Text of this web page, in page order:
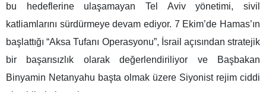
bu hedeflerine ulaşamayan Tel Aviv yönetimi, sivil
katliamlarını sürdürmeye devam ediyor. 7 Ekim’de Hamas’ın
başlattığı “Aksa Tufanı Operasyonu”, İsrail açısından stratejik
bir başarısızlık olarak değerlendiriliyor ve Başbakan
Binyamin Netanyahu başta olmak üzere Siyonist rejim ciddi